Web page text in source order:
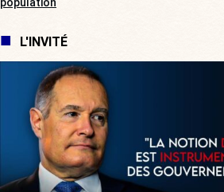
L'INVITÉ